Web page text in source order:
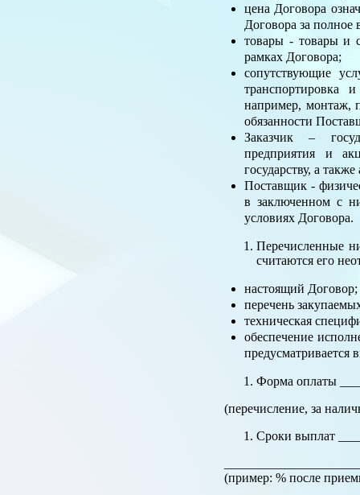
цена Договора
Договора за полное
товары - товары и
рамках Договора;
сопутствующие
транспортировка
например, монтаж,
обязанности
Заказчик –
предприятия и
государству, а
Поставщик -
в заключенном с
условиях Договора.
Перечисленные
считаются его
настоящий Договор;
перечень
техническая
обеспечение
предусматривается
Форма оплаты
(перечисление, за
Сроки выплат
(пример: % после